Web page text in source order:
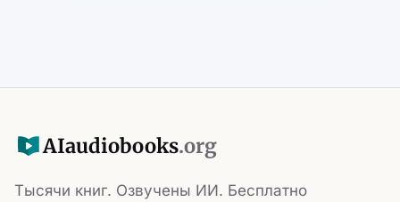
AIaudiobooks.org
Тысячи книг. Озвучены ИИ. Бесплатно